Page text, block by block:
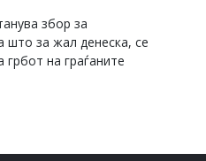
збор за
што за жал денеска, се
на граѓаните